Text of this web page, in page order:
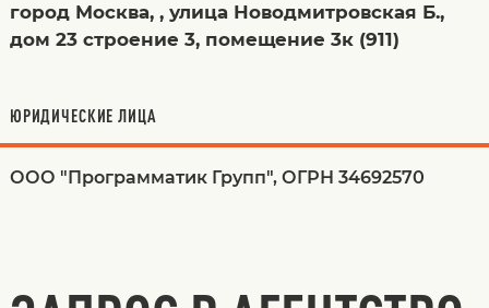
город Москва, , улица Новодмитровская Б.,
дом 23 строение 3, помещение 3к (911)
ЮРИДИЧЕСКИЕ ЛИЦА
ООО "Программатик Групп", ОГРН 34692570